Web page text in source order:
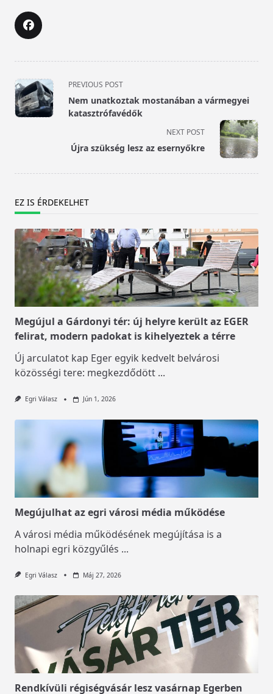
<span
class="nav-
subtitle
text">Page</span>
PREVIOUS POST
Nem unatkoztak mostanában a vármegyei
katasztrófavédők
NEXT POST
Újra szükség lesz az esernyőkre
EZ IS ÉRDEKELHET
Megújul a Gárdonyi tér: új helyre került az EGER
felirat, modern padokat is kihelyeztek a térre
Új arculatot kap Eger egyik kedvelt belvárosi
közösségi tere: megkezdődött ...
Egri Válasz Jún 1, 2026
Megújulhat az egri városi média működése
A városi média működésének megújítása is a
holnapi egri közgyűlés ...
Egri Válasz Máj 27, 2026
Rendkívüli régiségvásár lesz vasárnap Egerben